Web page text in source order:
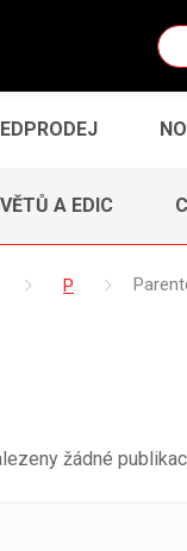
A EDIC
P
žádné